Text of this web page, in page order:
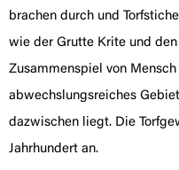
brachen durch und
wie der Grutte Krite und
Zusammenspiel von
abwechslungsreiches
dazwischen liegt. Die
Jahrhundert an.